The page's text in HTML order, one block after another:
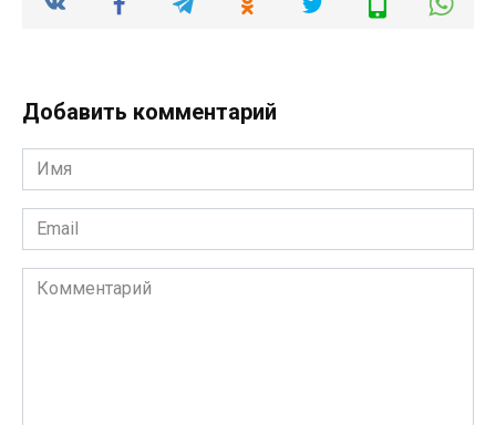
Добавить комментарий
Имя
*
Email
*
Комментарий